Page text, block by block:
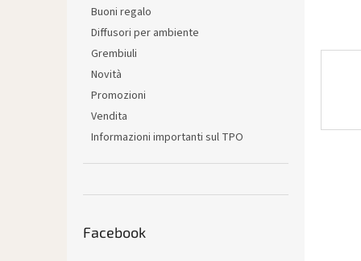
Buoni regalo
Diffusori per ambiente
Grembiuli
Novità
Promozioni
Vendita
Informazioni importanti sul TPO
Facebook